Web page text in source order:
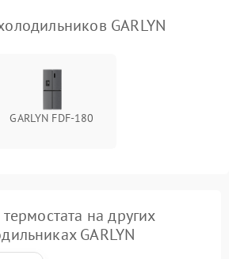
GARLYN
GARLYN FDF-180
на других
GARLYN